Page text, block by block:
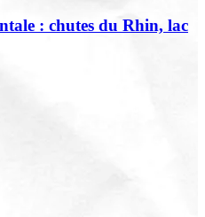
: chutes du Rhin, lac